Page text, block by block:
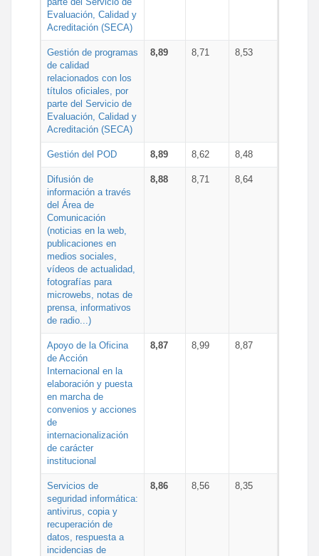
Evaluación, Calidad y
Acreditación (SECA)
Gestión de programas
de calidad
relacionados con los
títulos oficiales, por
parte del Servicio de
Evaluación, Calidad y
Acreditación (SECA)
8,89 8,71 8,53
Gestión del POD 8,89 8,62 8,48
Difusión de
información a través
del Área de
Comunicación
(noticias en la web,
publicaciones en
medios sociales,
vídeos de actualidad,
fotografías para
microwebs, notas de
prensa, informativos
de radio...)
8,88 8,71 8,64
Apoyo de la Oficina
de Acción
Internacional en la
elaboración y puesta
en marcha de
convenios y acciones
de
internacionalización
de carácter
institucional
8,87 8,99 8,87
Servicios de
seguridad informática:
antivirus, copia y
recuperación de
datos, respuesta a
incidencias de
8,86 8,56 8,35